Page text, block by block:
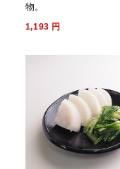
物。
1,193 円